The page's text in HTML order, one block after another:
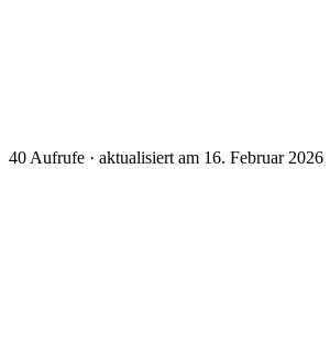
40 Aufrufe · aktualisiert am 16. Februar 2026